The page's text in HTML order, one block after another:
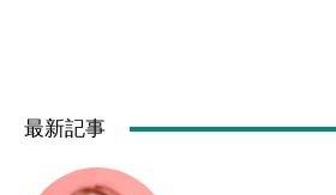
最新記事